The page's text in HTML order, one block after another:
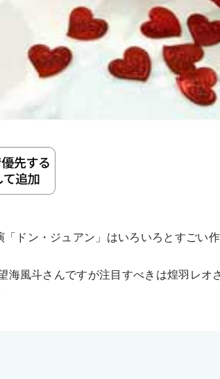
ドン・ジュアン」はいろいろとすごい
海風斗さんですが注目すべきは煌羽レオ